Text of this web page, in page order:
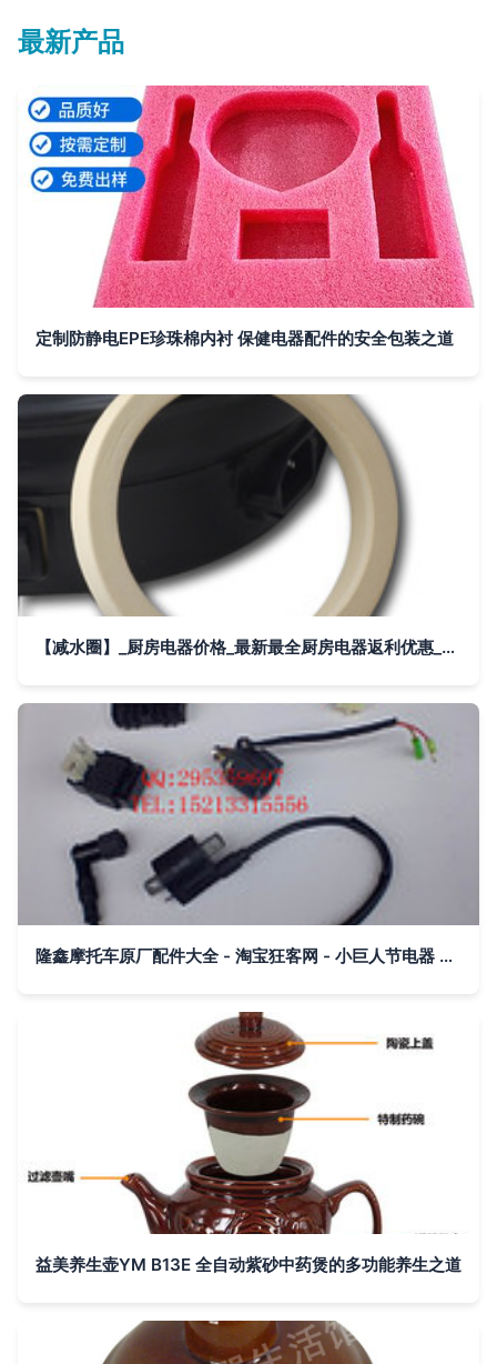
最新产品
定制防静电EPE珍珠棉内衬 保健电器配件的安全包装之道
【减水圈】_厨房电器价格_最新最全厨房电器返利优惠_一淘网
隆鑫摩托车原厂配件大全 - 淘宝狂客网 - 小巨人节电器 航模 手机 汽车 摩托车 美容 健身 保健 食品 皮包 医疗 婴儿 瘦身 减肥手机充值
益美养生壶YM B13E 全自动紫砂中药煲的多功能养生之道